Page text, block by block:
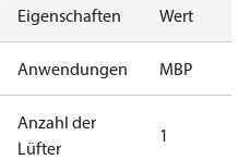
Eigenschaften Wert
Anwendungen MBP
Anzahl der
Lüfter
1